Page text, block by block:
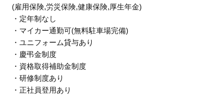
(雇用保険,労災保険,健康保険,厚生年金)
・定年制なし
・マイカー通勤可(無料駐車場完備)
・ユニフォーム貸与あり
・慶弔金制度
・資格取得補助金制度
・研修制度あり
・正社員登用あり